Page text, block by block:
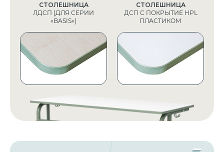
СТОЛЕШНИЦА
ЛДСП (ДЛЯ СЕРИИ
«BASIS»)
СТОЛЕШНИЦА
ДСП С ПОКРЫТИЕ HPL
ПЛАСТИКОМ